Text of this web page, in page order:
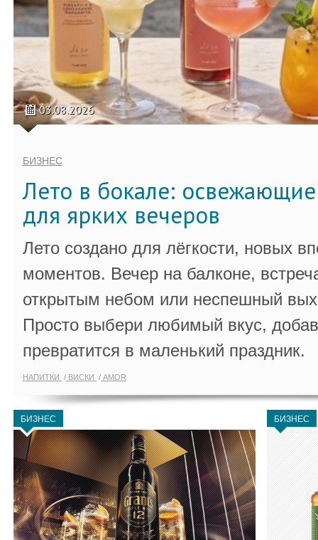
03.08.2026
БИЗНЕС
Лето в бокале:
для ярких вечеров
Лето создано для лёгкости, новых
моментов. Вечер на балконе,
открытым небом или неспешный
Просто выбери любимый вкус,
превратится в маленький праздник.
НАПИТКИ ВИСКИ AMOR
БИЗНЕС БИЗНЕС